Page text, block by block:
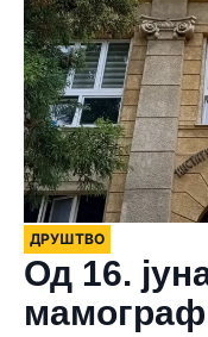
ДРУШТВО
Од 16.